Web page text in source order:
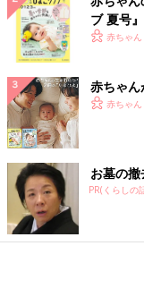
「入学卒業が重なり
ーパーのテナントに
ンピースを購入、4回
ット、ワンピース、
「息子の幼稚園の卒
で中は黒だけど裾に
出る予定です」
地域によっては卒園
ようで、パンツスー
かくなるのが遅いと
スーツやワンピース
ブ 夏号
く！ お
赤ちゃん
赤ちゃん
赤ちゃん
お墓の
PR(くらしの